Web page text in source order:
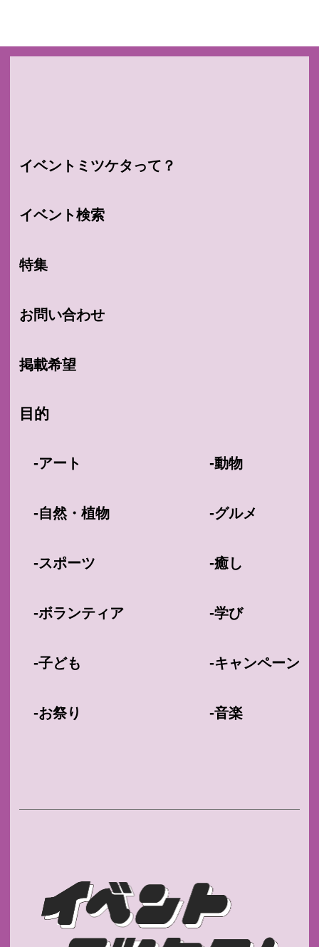
イベントミツケタって？
イベント検索
特集
お問い合わせ
掲載希望
目的
-アート
-自然・植物
-スポーツ
-ボランティア
-子ども
-お祭り
-動物
-グルメ
-癒し
-学び
-キャンペーン
-音楽